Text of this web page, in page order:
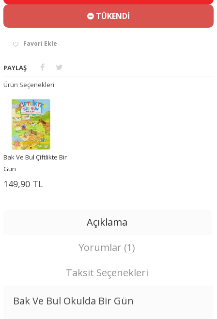
TÜKENDİ
Favori Ekle
PAYLAŞ
Ürün Seçenekleri
Bak Ve Bul Çiftlikte Bir
Gün
149,90 TL
Açıklama
Yorumlar (1)
Taksit Seçenekleri
Bak Ve Bul Okulda Bir Gün